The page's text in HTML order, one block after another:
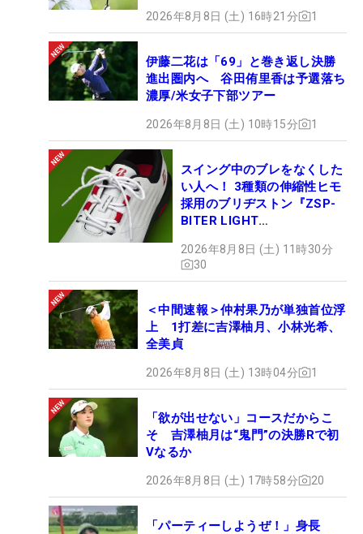
2026年8月8日 (土) 16時21分 1
伊藤二花は「69」と巻き返し決勝
進出圏内へ 谷田侑里香は予選落ち
濃厚/米女子下部ツアー
2026年8月8日 (土) 10時15分 1
スイング中のブレをなくした
い人へ！ 3種類の伸縮性ヒモ
採用のブリヂストン『ZSP-
BITER LIGHT
ュー
2026年8月8日 (土) 11時30分
30
＜中間速報＞仲村果乃が単独首位浮
上 1打差に吉澤柚月、小林光希、
全美貞
2026年8月8日 (土) 13時04分 1
「欲が出せない」コースだからこ
そ 吉澤柚月は“鬼門”の決勝Rで初
Vなるか
2026年8月8日 (土) 17時58分 20
「パーティーしようぜ！」身長